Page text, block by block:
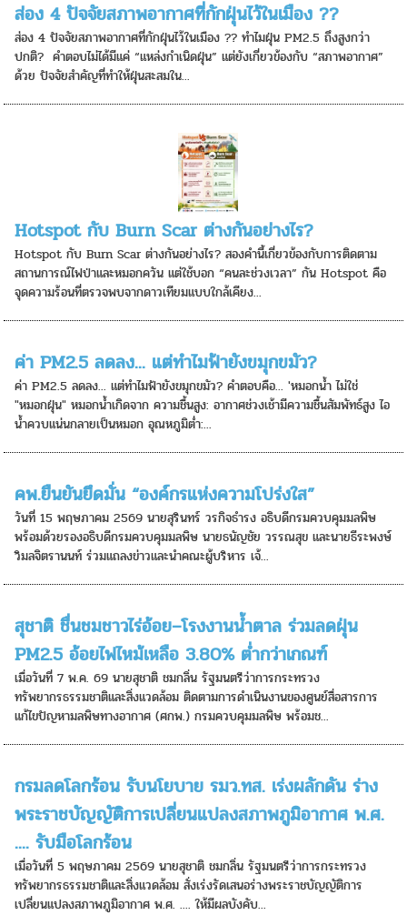
ส่อง 4 ปัจจัยสภาพอากาศที่กักฝุ่นไว้ในเมือง ??
ส่อง 4 ปัจจัยสภาพอากาศที่กักฝุ่นไว้ในเมือง ?? ทำไมฝุ่น PM2.5 ถึงสูงกว่า
ปกติ? ️ คำตอบไม่ได้มีแค่ “แหล่งกำเนิดฝุ่น” แต่ยังเกี่ยวข้องกับ “สภาพอากาศ”
ด้วย ปัจจัยสำคัญที่ทำให้ฝุ่นสะสมใน...
Hotspot กับ Burn Scar ต่างกันอย่างไร?
Hotspot กับ Burn Scar ต่างกันอย่างไร? สองคำนี้เกี่ยวข้องกับการติดตาม
สถานการณ์ไฟป่าและหมอกควัน แต่ใช้บอก “คนละช่วงเวลา” กัน Hotspot คือ
จุดความร้อนที่ตรวจพบจากดาวเทียมแบบใกล้เคียง...
ค่า PM2.5 ลดลง... แต่ทำไมฟ้ายังขมุกขมัว?
ค่า PM2.5 ลดลง... แต่ทำไมฟ้ายังขมุกขมัว? คำตอบคือ... 'หมอกน้ำ ไม่ใช่
"หมอกฝุ่น" หมอกน้ำเกิดจาก ความชื้นสูง: อากาศช่วงเช้ามีความชื้นสัมพัทธ์สูง ไอ
น้ำควบแน่นกลายเป็นหมอก อุณหภูมิต่ำ:...
คพ.ยืนยันยึดมั่น “องค์กรแห่งความโปร่งใส”
วันที่ 15 พฤษภาคม 2569 นายสุรินทร์ วรกิจธำรง อธิบดีกรมควบคุมมลพิษ
พร้อมด้วยรองอธิบดีกรมควบคุมมลพิษ นายธนัญชัย วรรณสุข และนายธีระพงษ์
วิมลจิตรานนท์ ร่วมแถลงข่าวและนำคณะผู้บริหาร เจ้...
สุชาติ ชื่นชมชาวไร่อ้อย–โรงงานน้ำตาล ร่วมลดฝุ่น
PM2.5 อ้อยไฟไหม้เหลือ 3.80% ต่ำกว่าเกณฑ์
เมื่อวันที่ 7 พ.ค. 69 นายสุชาติ ชมกลิ่น รัฐมนตรีว่าการกระทรวง
ทรัพยากรธรรมชาติและสิ่งแวดล้อม ติดตามการดำเนินงานของศูนย์สื่อสารการ
แก้ไขปัญหามลพิษทางอากาศ (ศกพ.) กรมควบคุมมลพิษ พร้อมช...
กรมลดโลกร้อน รับนโยบาย รมว.ทส. เร่งผลักดัน ร่าง
พระราชบัญญัติการเปลี่ยนแปลงสภาพภูมิอากาศ พ.ศ.
.... รับมือโลกร้อน
เมื่อวันที่ 5 พฤษภาคม 2569 นายสุชาติ ชมกลิ่น รัฐมนตรีว่าการกระทรวง
ทรัพยากรธรรมชาติและสิ่งแวดล้อม สั่งเร่งรัดเสนอร่างพระราชบัญญัติการ
เปลี่ยนแปลงสภาพภูมิอากาศ พ.ศ. .... ให้มีผลบังคับ...